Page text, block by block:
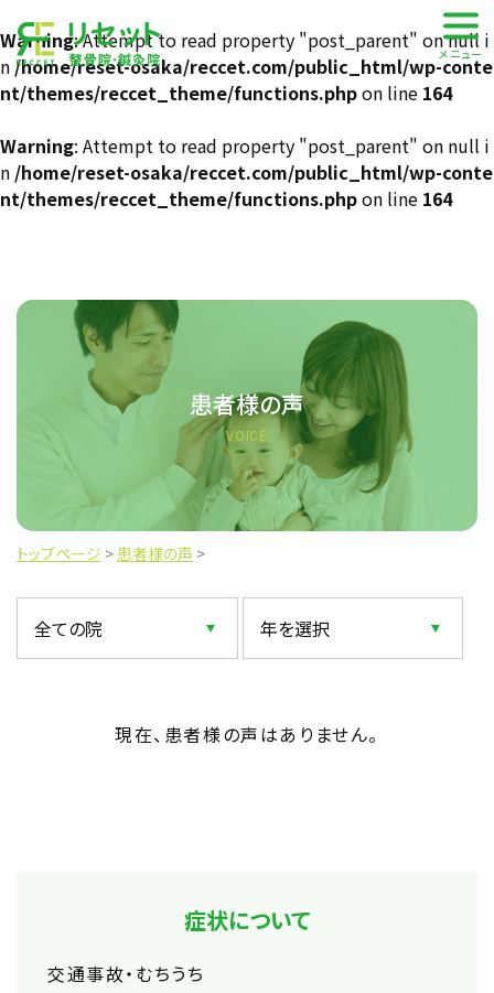
Warning: Attempt to read property "post_parent" on null i
n /home/reset-osaka/reccet.com/public_html/wp-conte
nt/themes/reccet_theme/functions.phpon line 164
Warning: Attempt to read property "post_parent" on null i
n /home/reset-osaka/reccet.com/public_html/wp-conte
nt/themes/reccet_theme/functions.phpon line 164
株式会社 RECCETメニュー
患者様の声
VOICE
トップページ > 患者様の声 >
現在、患者様の声はありません。
症状について
交通事故・むちうち